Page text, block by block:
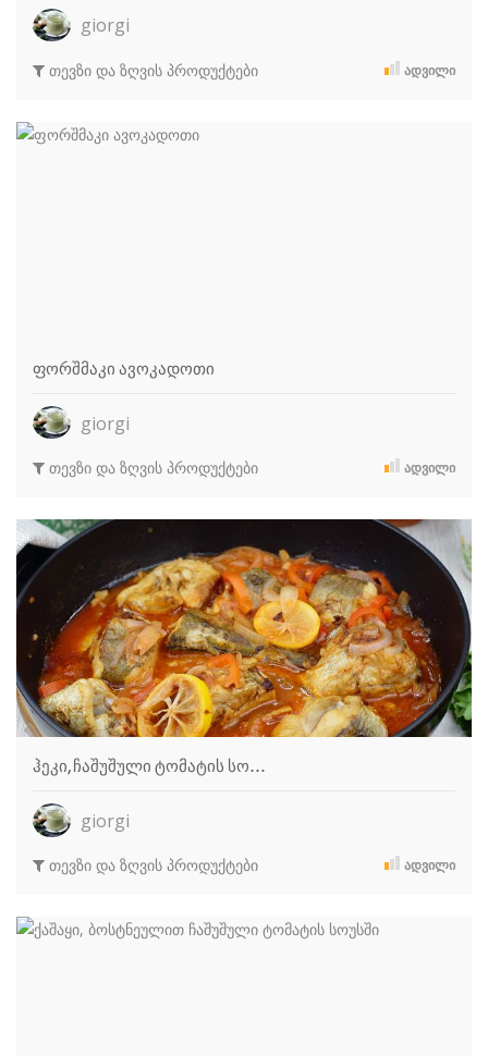
giorgi
თევზი და ზღვის პროდუქტები ᲐᲓᲕᲘᲚᲘ
ფორშმაკი ავოკადოთი
giorgi
თევზი და ზღვის პროდუქტები ᲐᲓᲕᲘᲚᲘ
ჰეკი, ჩაშუშული ტომატის სო…
giorgi
თევზი და ზღვის პროდუქტები ᲐᲓᲕᲘᲚᲘ